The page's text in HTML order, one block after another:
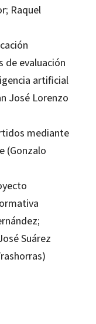
Raquel
de evaluación
artificial
José Lorenzo
mediante
(Gonzalo
Suárez